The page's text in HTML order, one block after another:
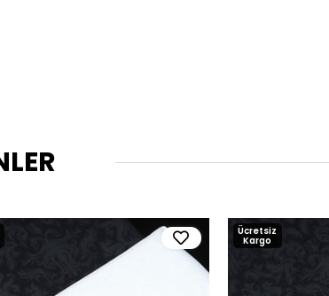
Ücretsiz
Kargo